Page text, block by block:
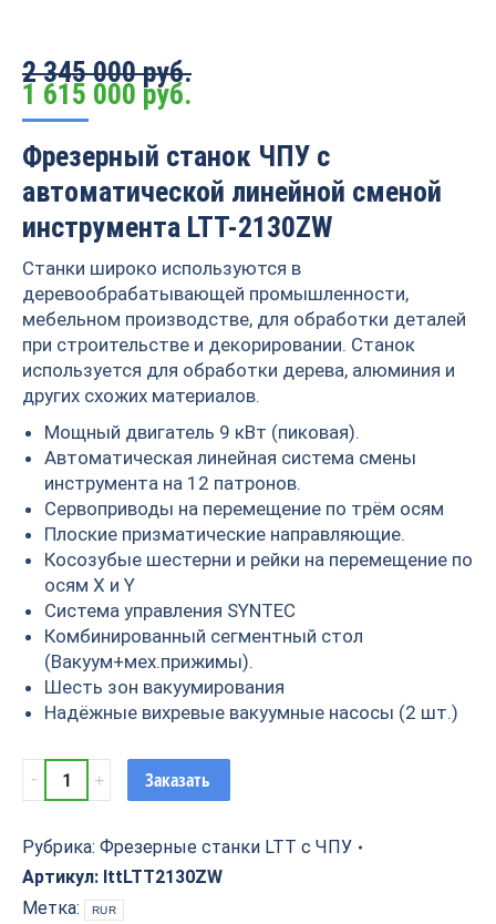
2 345 000 руб.
1 615 000 руб.
Фрезерный станок ЧПУ c
автоматической линейной сменой
инструмента LTT-2130ZW
Станки широко используются в
деревообрабатывающей промышленности,
мебельном производстве, для обработки деталей
при строительстве и декорировании. Станок
используется для обработки дерева, алюминия и
других схожих материалов.
Мощный двигатель 9 кВт (пиковая).
Автоматическая линейная система смены
инструмента на 12 патронов.
Сервоприводы на перемещение по трём осям
Плоские призматические направляющие.
Косозубые шестерни и рейки на перемещение по
осям X и Y
Система управления SYNTEC
Комбинированный сегментный стол
(Вакуум+мех.прижимы).
Шесть зон вакуумирования
Надёжные вихревые вакуумные насосы (2 шт.)
Фрезерный
станок
ЧПУ
LTT-
2130ZW
Заказать
Рубрика: Фрезерные станки LTT с ЧПУ
Артикул: lttLTT2130ZW
Метка:
RUR